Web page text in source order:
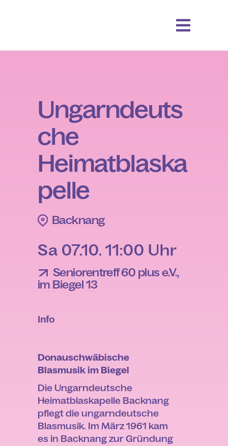
Ungarndeuts
che
Heimatblaska
pelle
Backnang
Sa 07.10. 11:00 Uhr
Seniorentreff 60 plus e.V.,
im Biegel 13
Info
Donauschwäbische
Blasmusik im Biegel
Die Ungarndeutsche
Heimatblaskapelle Backnang
pflegt die ungarndeutsche
Blasmusik. Im März 1961 kam
es in Backnang zur Gründung